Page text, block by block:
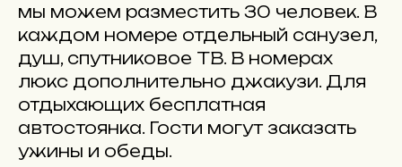
мы можем разместить 30 человек. В
каждом номере отдельный санузел,
душ, спутниковое ТВ. В номерах
люкс дополнительно джакузи. Для
отдыхающих бесплатная
автостоянка. Гости могут заказать
ужины и обеды.